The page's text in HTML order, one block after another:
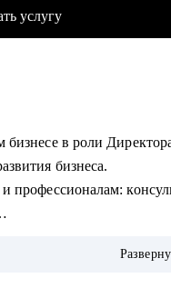
услугу
бизнесе в роли
бизнеса.
профессионалам: